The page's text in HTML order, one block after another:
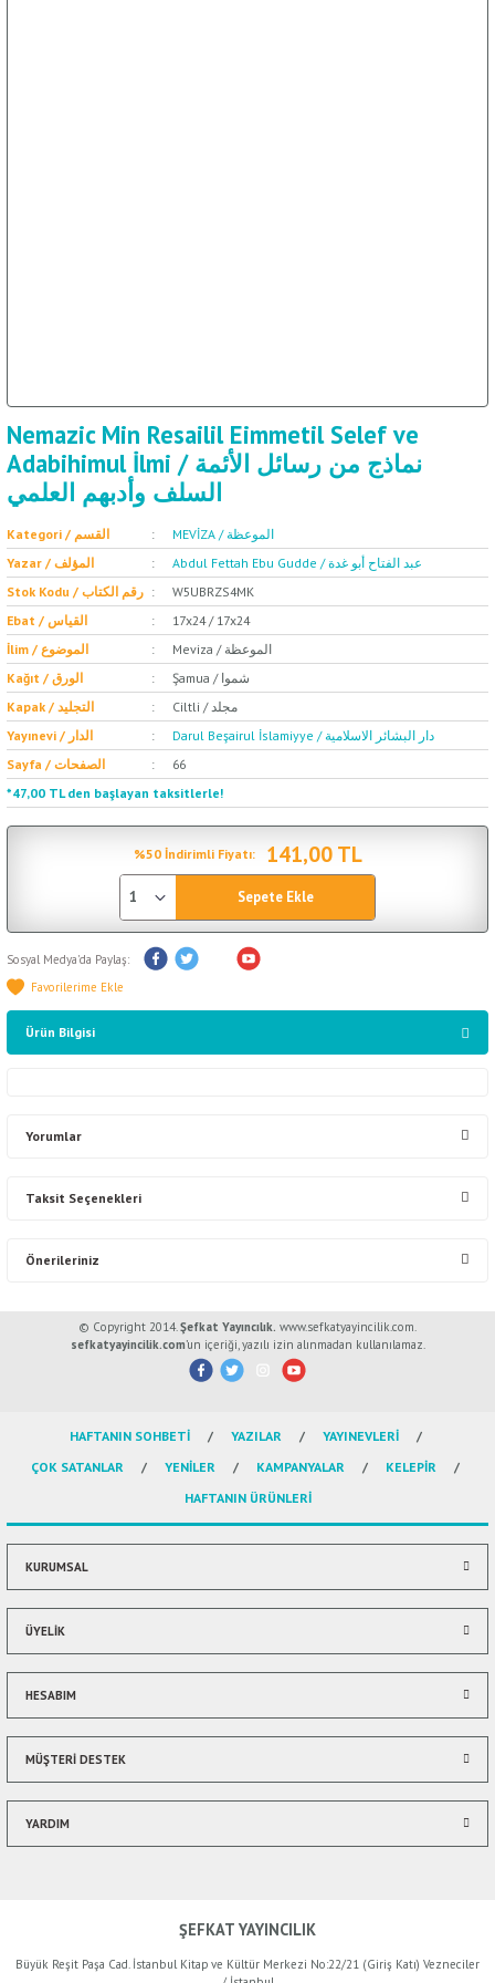
Nemazic Min Resailil Eimmetil Selef ve
Adabihimul İlmi / نماذج من رسائل الأئمة
السلف وأدبهم العلمي
Kategori / القسم
MEVİZA / الموعظة
Yazar / المؤلف
Abdul Fettah Ebu Gudde / عبد الفتاح أبو غدة
Stok Kodu / رقم الكتاب
W5UBRZS4MK
Ebat / القياس
17x24 / 17x24
İlim / الموضوع
Meviza / الموعظة
Kağıt / الورق
Şamua / شموا
Kapak / التجليد
Ciltli / مجلد
Yayınevi / الدار
Darul Beşairul İslamiyye / دار البشائر الاسلامية
Sayfa / الصفحات
66
*47,00 TL den başlayan taksitlerle!
%50 İndirimli Fiyatı: 141,00 TL
Sepete Ekle
Sosyal Medya'da Paylaş:
Ürün Bilgisi
Yorumlar
Taksit Seçenekleri
Önerileriniz
Bu ürünün fiyat bilgisi, resim, ürün açıklamalarında ve diğer konularda
yetersiz gördüğünüz noktaları öneri formunu kullanarak tarafımıza
Görüş ve önerileriniz için teşekkür ederiz.
Ürün resmi kalitesiz, bozuk veya görüntülenemiyor.
Ürün açıklamasında eksik bilgiler bulunuyor.
Ürün bilgilerinde hatalar bulunuyor.
Ürün fiyatı diğer sitelerden daha pahalı.
Bu ürüne benzer farklı alternatifler olmalı.
© Copyright 2014. Şefkat Yayıncılık. www.sefkatyayincilik.com.
sefkatyayincilik.com’un içeriği, yazılı izin alınmadan kullanılamaz.
HAFTANIN SOHBETİ YAZILAR
YAYINEVLERİ
ÇOK SATANLAR
YENİLER KAMPANYALAR
KELEPİR
HAFTANIN ÜRÜNLERİ
KURUMSAL
ÜYELİK
HESABIM
MÜŞTERİ DESTEK
YARDIM
ŞEFKAT YAYINCILIK
Büyük Reşit Paşa Cad. İstanbul Kitap ve Kültür Merkezi No:22/21 (Giriş Katı) Vezneciler